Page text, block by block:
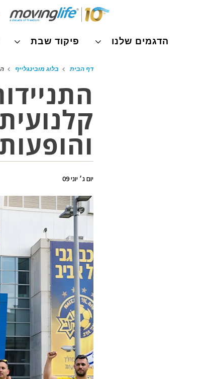
הדגמים שלנו פיקוד שבת
דף הבית בלוג מובינגלייף
יום ג׳ יוני 09